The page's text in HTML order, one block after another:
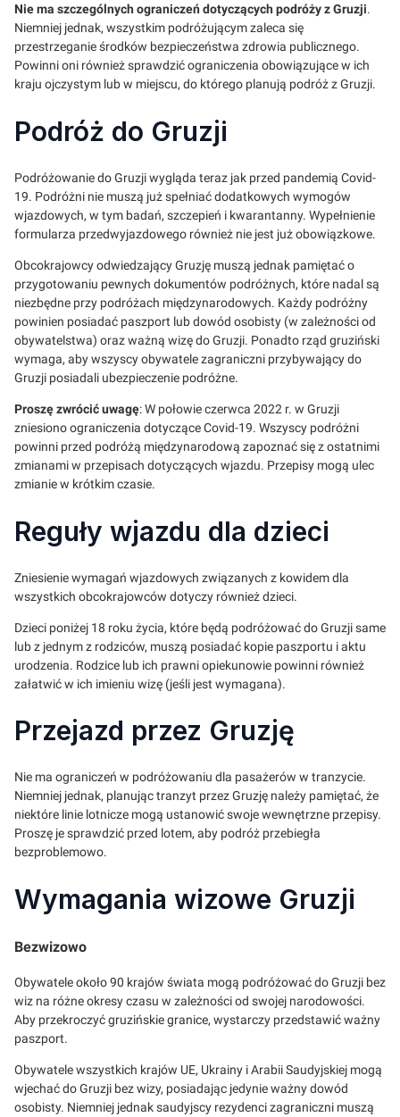
Nie ma szczególnych ograniczeń dotyczących podróży z Gruzji.
Niemniej jednak, wszystkim podróżującym zaleca się
przestrzeganie środków bezpieczeństwa zdrowia publicznego.
Powinni oni również sprawdzić ograniczenia obowiązujące w ich
kraju ojczystym lub w miejscu, do którego planują podróż z Gruzji.
Podróż do Gruzji
Podróżowanie do Gruzji wygląda teraz jak przed pandemią Covid-
19. Podróżni nie muszą już spełniać dodatkowych wymogów
wjazdowych, w tym badań, szczepień i kwarantanny. Wypełnienie
formularza przedwyjazdowego również nie jest już obowiązkowe.
Obcokrajowcy odwiedzający Gruzję muszą jednak pamiętać o
przygotowaniu pewnych dokumentów podróżnych, które nadal są
niezbędne przy podróżach międzynarodowych. Każdy podróżny
powinien posiadać paszport lub dowód osobisty (w zależności od
obywatelstwa) oraz ważną wizę do Gruzji. Ponadto rząd gruziński
wymaga, aby wszyscy obywatele zagraniczni przybywający do
Gruzji posiadali ubezpieczenie podróżne.
Proszę zwrócić uwagę: W połowie czerwca 2022 r. w Gruzji
zniesiono ograniczenia dotyczące Covid-19. Wszyscy podróżni
powinni przed podróżą międzynarodową zapoznać się z ostatnimi
zmianami w przepisach dotyczących wjazdu. Przepisy mogą ulec
zmianie w krótkim czasie.
Reguły wjazdu dla dzieci
Zniesienie wymagań wjazdowych związanych z kowidem dla
wszystkich obcokrajowców dotyczy również dzieci.
Dzieci poniżej 18 roku życia, które będą podróżować do Gruzji same
lub z jednym z rodziców, muszą posiadać kopie paszportu i aktu
urodzenia. Rodzice lub ich prawni opiekunowie powinni również
załatwić w ich imieniu wizę (jeśli jest wymagana).
Przejazd przez Gruzję
Nie ma ograniczeń w podróżowaniu dla pasażerów w tranzycie.
Niemniej jednak, planując tranzyt przez Gruzję należy pamiętać, że
niektóre linie lotnicze mogą ustanowić swoje wewnętrzne przepisy.
Proszę je sprawdzić przed lotem, aby podróż przebiegła
bezproblemowo.
Wymagania wizowe Gruzji
Bezwizowo
Obywatele około 90 krajów świata mogą podróżować do Gruzji bez
wiz na różne okresy czasu w zależności od swojej narodowości.
Aby przekroczyć gruzińskie granice, wystarczy przedstawić ważny
paszport.
Obywatele wszystkich krajów UE, Ukrainy i Arabii Saudyjskiej mogą
wjechać do Gruzji bez wizy, posiadając jedynie ważny dowód
osobisty. Niemniej jednak saudyjscy rezydenci zagraniczni muszą